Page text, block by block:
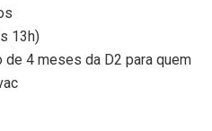
13h)
de 4 meses da D2 para quem